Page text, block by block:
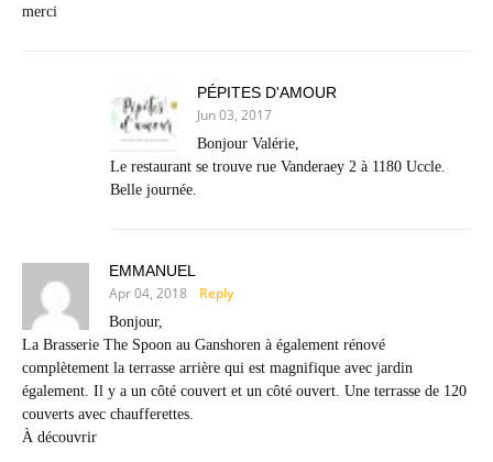
merci
PÉPITES D'AMOUR
Jun 03, 2017
Bonjour Valérie,
Le restaurant se trouve rue Vanderaey 2 à 1180 Uccle.
Belle journée.
EMMANUEL
Apr 04, 2018 Reply
Bonjour,
La Brasserie The Spoon au Ganshoren à également rénové
complètement la terrasse arrière qui est magnifique avec jardin
également. Il y a un côté couvert et un côté ouvert. Une terrasse de 120
couverts avec chaufferettes.
À découvrir